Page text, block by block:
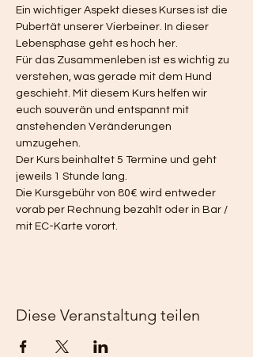
Ein wichtiger Aspekt dieses Kurses ist die
Pubertät unserer Vierbeiner. In dieser
Lebensphase geht es hoch her.
Für das Zusammenleben ist es wichtig zu
verstehen, was gerade mit dem Hund
geschieht. Mit diesem Kurs helfen wir
euch souverän und entspannt mit
anstehenden Veränderungen
umzugehen.
Der Kurs beinhaltet 5 Termine und geht
jeweils 1 Stunde lang.
Die Kursgebühr von 80€ wird entweder
vorab per Rechnung bezahlt oder in Bar /
mit EC-Karte vorort.
Diese Veranstaltung teilen